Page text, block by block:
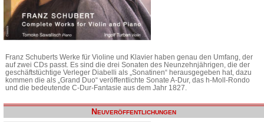
Franz Schuberts Werke für Violine und Klavier haben genau den Umfang, der
auf zwei CDs passt. Es sind die drei Sonaten des Neunzehnjährigen, die der
geschäftstüchtige Verleger Diabelli als „Sonatinen“ herausgegeben hat, dazu
kommen die als „Grand Duo“ veröffentlichte Sonate A-Dur, das h-Moll-Rondo
und die bedeutende C-Dur-Fantasie aus dem Jahr 1827.
Neuveröffentlichungen